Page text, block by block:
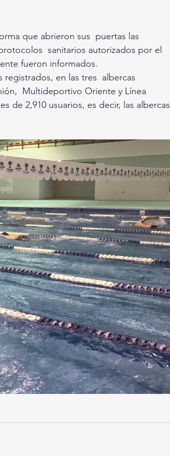
que abrieron sus  puertas las
sanitarios autorizados por el
fueron informados.
registrados, en las tres  albercas
Multideportivo Oriente y Línea
de 2,910 usuarios, es decir, las albercas